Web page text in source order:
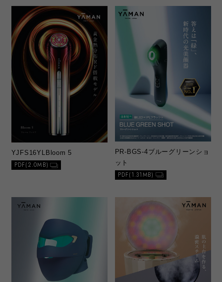
YJFS16YL Bloom 5
PDF(2.0MB)
PR-BGS-4ブルーグリーンショ
ット
PDF(1.31MB)